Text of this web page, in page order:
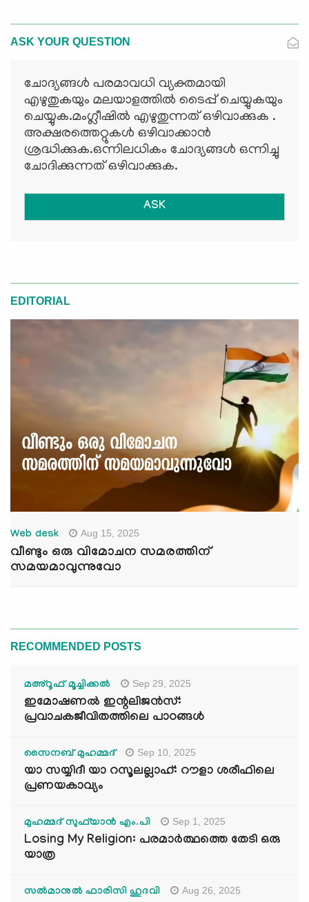
ASK YOUR QUESTION
ചോദ്യങ്ങള്‍ പരമാവധി വ്യക്തമായി
എഴുതുകയും മലയാളത്തില്‍ ടൈപ്പ് ചെയ്യുകയും
ചെയ്യുക.മംഗ്ലീഷില്‍ എഴുതുന്നത് ഒഴിവാക്കുക .
അക്ഷരത്തെറ്റുകള്‍ ഒഴിവാക്കാന്‍
ശ്രദ്ധിക്കുക.ഒന്നിലധികം ചോദ്യങ്ങള്‍ ഒന്നിച്ചു
ചോദിക്കുന്നത് ഒഴിവാക്കുക.
ASK
EDITORIAL
Web desk Aug 15, 2025
വീണ്ടും ഒരു വിമോചന സമരത്തിന്
സമയമാവുന്നുവോ
RECOMMENDED POSTS
മഅ്റൂഫ് മൂച്ചിക്കല്‍ Sep 29, 2025
ഇമോഷണൽ ഇന്റലിജൻസ്:
പ്രവാചകജീവിതത്തിലെ പാഠങ്ങൾ
സൈനബ് മുഹമ്മദ് Sep 10, 2025
യാ സയ്യിദീ യാ റസൂലല്ലാഹ്: റൗളാ ശരീഫിലെ
പ്രണയകാവ്യം
മുഹമ്മദ് സുഫ്‌യാൻ എം.പി Sep 1, 2025
Losing My Religion: പരമാർത്ഥത്തെ തേടി ഒരു
യാത്ര
സൽമാനുൽ ഫാരിസി ഹുദവി Aug 26, 2025